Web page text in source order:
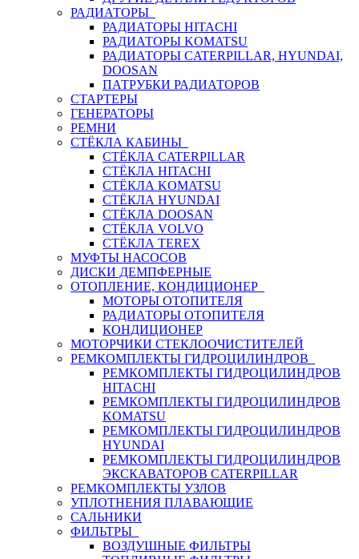
РАДИАТОРЫ
РАДИАТОРЫ HITACHI
РАДИАТОРЫ KOMATSU
РАДИАТОРЫ CATERPILLAR, HYUNDAI,
DOOSAN
ПАТРУБКИ РАДИАТОРОВ
СТАРТЕРЫ
ГЕНЕРАТОРЫ
РЕМНИ
СТЁКЛА КАБИНЫ
СТЁКЛА CATERPILLAR
СТЁКЛА HITACHI
СТЁКЛА KOMATSU
СТЁКЛА HYUNDAI
СТЁКЛА DOOSAN
СТЁКЛА VOLVO
СТЁКЛА TEREX
МУФТЫ НАСОСОВ
ДИСКИ ДЕМПФЕРНЫЕ
ОТОПЛЕНИЕ, КОНДИЦИОНЕР
МОТОРЫ ОТОПИТЕЛЯ
РАДИАТОРЫ ОТОПИТЕЛЯ
КОНДИЦИОНЕР
МОТОРЧИКИ СТЕКЛООЧИСТИТЕЛЕЙ
РЕМКОМПЛЕКТЫ ГИДРОЦИЛИНДРОВ
РЕМКОМПЛЕКТЫ ГИДРОЦИЛИНДРОВ
HITACHI
РЕМКОМПЛЕКТЫ ГИДРОЦИЛИНДРОВ
KOMATSU
РЕМКОМПЛЕКТЫ ГИДРОЦИЛИНДРОВ
HYUNDAI
РЕМКОМПЛЕКТЫ ГИДРОЦИЛИНДРОВ
ЭКСКАВАТОРОВ CATERPILLAR
РЕМКОМПЛЕКТЫ УЗЛОВ
УПЛОТНЕНИЯ ПЛАВАЮЩИЕ
САЛЬНИКИ
ФИЛЬТРЫ
ВОЗДУШНЫЕ ФИЛЬТРЫ